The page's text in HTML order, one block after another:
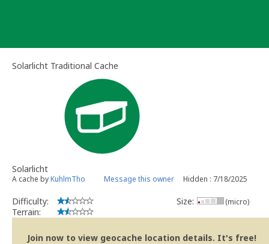
Solarlicht Traditional Cache
Solarlicht
A cache byKuhlmTho Message this owner Hidden : 7/18/2025
Difficulty:
Terrain:
Size: (micro)
Join now to view geocache location details. It's free!